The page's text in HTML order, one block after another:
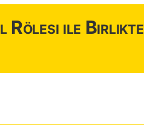
Rölesi ile Birlikte